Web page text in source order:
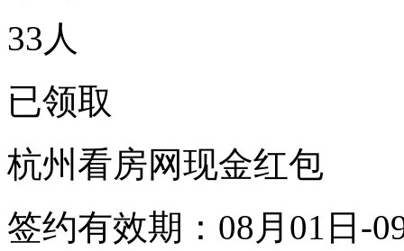
33 人
已领取
杭州看房网现金红包
签约有效期： 08月01日-